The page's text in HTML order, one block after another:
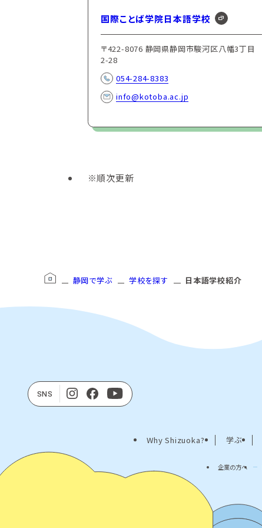
国際ことば学院日本語学校
〒422-8076 静岡県静岡市駿河区八幡3丁目
2-28
054-284-8383
info@kotoba.ac.jp
順次更新
静岡で学ぶ 学校を探す 日本語学校紹介
SNS
Why Shizuoka? 学ぶ
企業の方へ